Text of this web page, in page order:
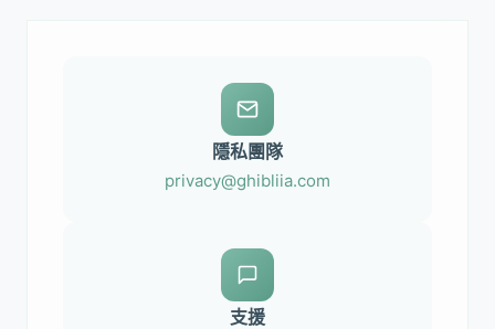
隱私團隊
privacy@ghibliia.com
支援